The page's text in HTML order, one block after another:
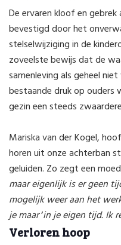
De ervaren kloof en
bevestigd door het
stelselwijziging in de
zoveelste bewijs dat de
samenleving als geheel
bestaande druk op ouders
gezin een steeds
Mariska van der Kogel,
horen uit onze achterban
geluiden. Zo zegt een
maar eigenlijk is er geen
mogelijk weer aan het
je maar‘in je eigen tijd. Ik
Verloren hoop